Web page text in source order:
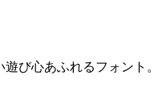
び心あふれるフォント。